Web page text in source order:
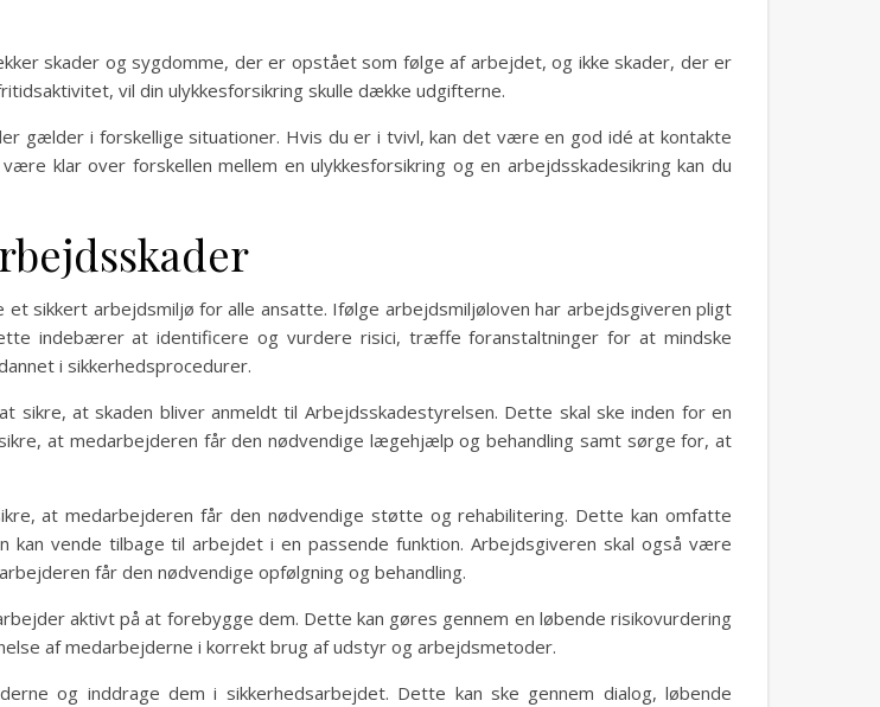
skader og sygdomme, der er opstået som følge af arbejdet, og ikke skader, der er
vil din ulykkesforsikring skulle dække udgifterne.
gælder i forskellige situationer. Hvis du er i tvivl, kan det være en god idé at kontakte
klar over forskellen mellem en ulykkesforsikring og en arbejdsskadesikring kan du
sikkert arbejdsmiljø for alle ansatte. Ifølge arbejdsmiljøloven har arbejdsgiveren pligt
indebærer at identificere og vurdere risici, træffe foranstaltninger for at mindske
i sikkerhedsprocedurer.
at skaden bliver anmeldt til Arbejdsskadestyrelsen. Dette skal ske inden for en
at medarbejderen får den nødvendige lægehjælp og behandling samt sørge for, at
at medarbejderen får den nødvendige støtte og rehabilitering. Dette kan omfatte
vende tilbage til arbejdet i en passende funktion. Arbejdsgiveren skal også være
får den nødvendige opfølgning og behandling.
aktivt på at forebygge dem. Dette kan gøres gennem en løbende risikovurdering
af medarbejderne i korrekt brug af udstyr og arbejdsmetoder.
og inddrage dem i sikkerhedsarbejdet. Dette kan ske gennem dialog, løbende